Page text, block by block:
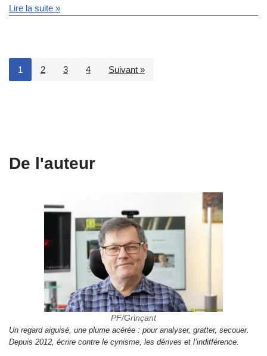
Lire la suite »
1 2 3 4 Suivant »
De l'auteur
PF/Grinçant
Un regard aiguisé, une plume acérée : pour analyser, gratter, secouer.
Depuis 2012, écrire contre le cynisme, les dérives et l’indifférence.